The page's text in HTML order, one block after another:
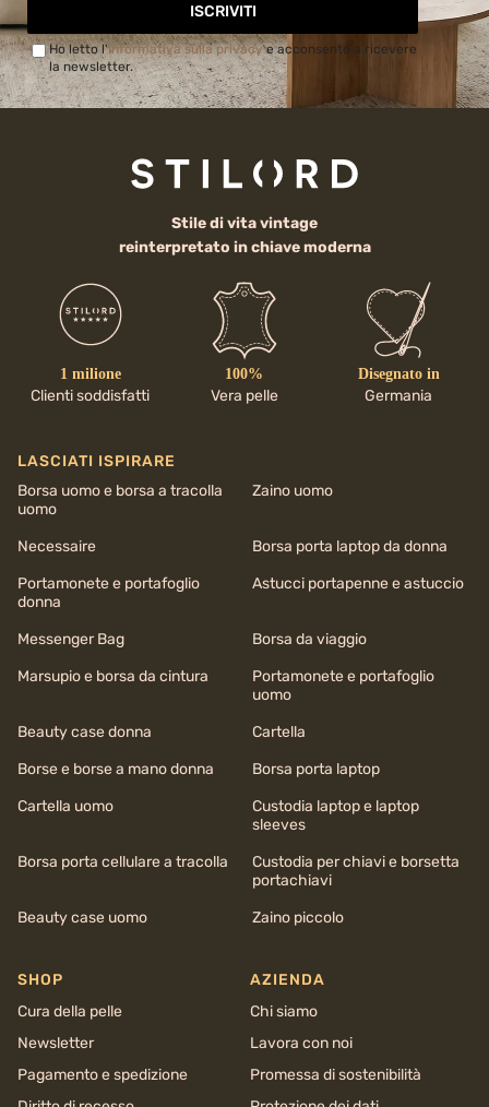
ISCRIVITI
Ho letto l'Informativa sulla privacye acconsento a ricevere
la newsletter.
Stile di vita vintage
reinterpretato in chiave moderna
1 milione
Clienti soddisfatti
100%
Vera pelle
Disegnato in
Germania
LASCIATI ISPIRARE
Borsa uomo e borsa a tracolla
uomo
Zaino uomo
Necessaire
Borsa porta laptop da donna
Portamonete e portafoglio
donna
Astucci portapenne e astuccio
Messenger Bag
Borsa da viaggio
Marsupio e borsa da cintura
Portamonete e portafoglio
uomo
Beauty case donna
Cartella
Borse e borse a mano donna
Borsa porta laptop
Cartella uomo
Custodia laptop e laptop
sleeves
Borsa porta cellulare a tracolla
Custodia per chiavi e borsetta
portachiavi
Beauty case uomo
Zaino piccolo
SHOP
Cura della pelle
Newsletter
Pagamento e spedizione
AZIENDA
Chi siamo
Lavora con noi
Promessa di sostenibilità